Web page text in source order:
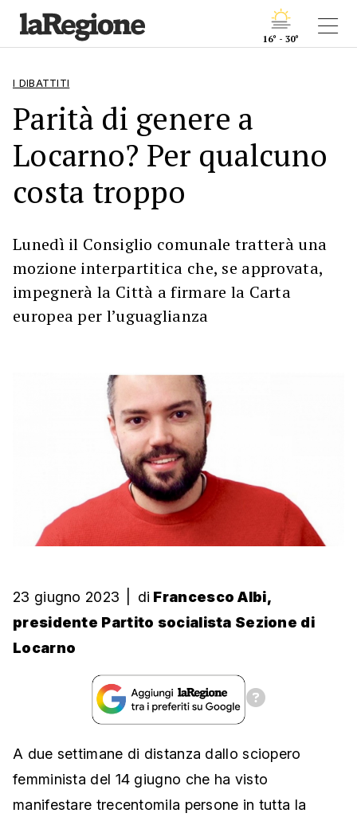
16° - 30°
I DIBATTITI
Parità di genere a
Locarno? Per qualcuno
costa troppo
Lunedì il Consiglio comunale tratterà una
mozione interpartitica che, se approvata,
impegnerà la Città a firmare la Carta
europea per l’uguaglianza
23 giugno 2023 di Francesco Albi,
presidente Partito socialista Sezione di
Locarno
A due settimane di distanza dallo sciopero
femminista del 14 giugno che ha visto
manifestare trecentomila persone in tutta la